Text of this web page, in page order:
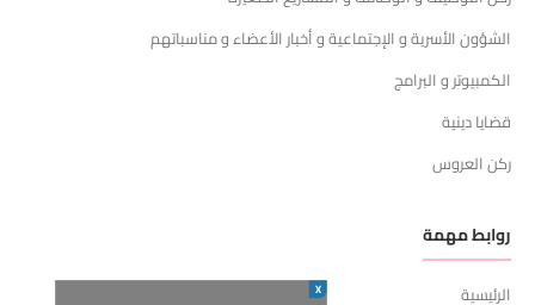
الشؤون الأسرية و الإجتماعية و أخبار الأعضاء و مناسباتهم
الكمبيوتر و البرامج
قضايا دينية
ركن العروس
روابط مهمة
الرئيسية
X